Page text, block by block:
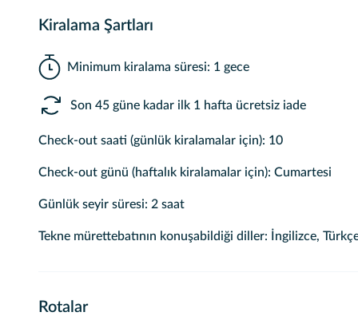
Kiralama Şartları
Minimum kiralama süresi: 1 gece
Son 45 güne kadar ilk 1 hafta ücretsiz iade
Check-out saati (günlük kiralamalar için): 10
Check-out günü (haftalık kiralamalar için): Cumartesi
Günlük seyir süresi: 2 saat
Tekne mürettebatının konuşabildiği diller: İngilizce,
Rotalar